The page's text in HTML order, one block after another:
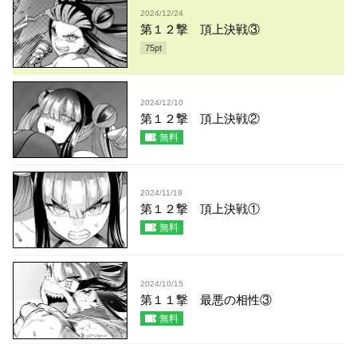
2024/12/24
第１２撃 頂上決戦③
75pt
2024/12/10
第１２撃 頂上決戦②
無料
2024/11/19
第１２撃 頂上決戦①
無料
2024/10/15
第１１撃 最悪の相性③
無料